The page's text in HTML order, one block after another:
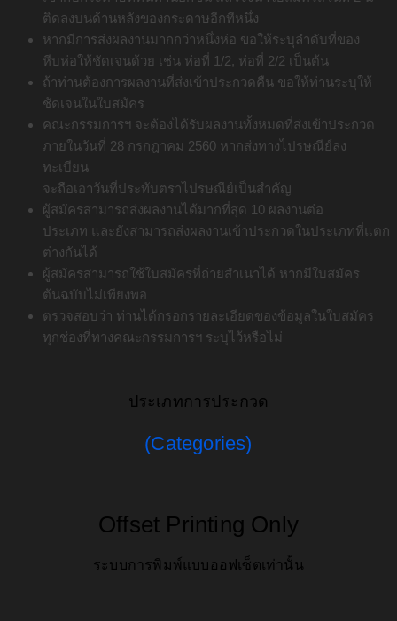
ติดลงบนด้านหลังของกระดาษอีกทีหนึ่ง
หากมีการส่งผลงานมากกว่าหนึ่งห่อ ขอให้ระบุลําดับที่ของ
หีบห่อให้ชัดเจนด้วย เช่น ห่อที่ 1/2, ห่อที่ 2/2 เป็นต้น
ถ้าท่านต้องการผลงานที่ส่งเข้าประกวดคืน ขอให้ท่านระบุให้
ชัดเจนในใบสมัคร
คณะกรรมการฯ จะต้องได้รับผลงานทั้งหมดที่ส่งเข้าประกวด
ภายในวันที่ 28 กรกฎาคม 2560 หากส่งทางไปรษณีย์ลง
ทะเบียน
จะถือเอาวันที่ประทับตราไปรษณีย์เป็นสําคัญ
ผู้สมัครสามารถส่งผลงานได้มากที่สุด 10 ผลงานต่อ
ประเภท และยังสามารถส่งผลงานเข้าประกวดในประเภทที่แตก
ต่างกันได้
ผู้สมัครสามารถใช้ใบสมัครที่ถ่ายสําเนาได้ หากมีใบสมัคร
ต้นฉบับไม่เพียงพอ
ตรวจสอบว่า ท่านได้กรอกรายละเอียดของข้อมูลในใบสมัคร
ทุกช่องที่ทางคณะกรรมการฯ ระบุไว้หรือไม่
ประเภทการประกวด
(Categories)
Offset Printing Only
ระบบการพิมพ์แบบออฟเซ็ตเท่านั้น